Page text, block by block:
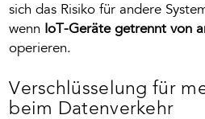
sich das Risiko für andere
wenn IoT-Geräte getrennt von
operieren.
Verschlüsselung für
beim Datenverkehr